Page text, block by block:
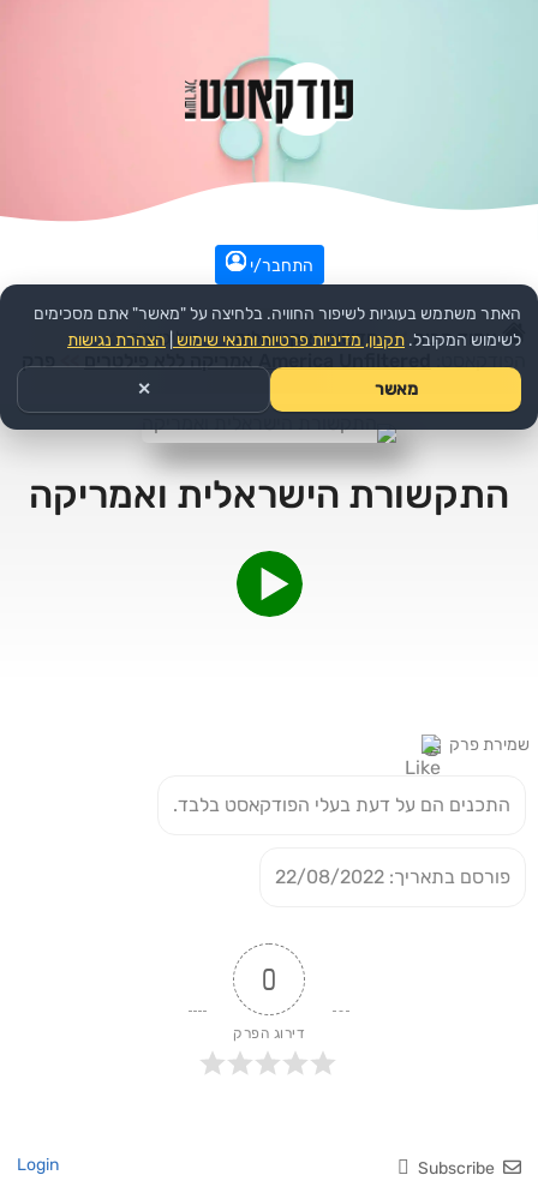
התחבר/י
עמוד הבית >> חדשות ואקטואליה >> פוליטיקה >>
America Unfiltered אמריקה ללא פילטרים >>פרק
התקשורת הישראלית ואמריקה
שמירת פרק
התכנים הם על דעת בעלי הפודקאסט בלבד.
פורסם בתאריך: 22/08/2022
0
דירוג הפרק
Subscribe
האתר משתמש בעוגיות לשיפור החוויה. בלחיצה על "מאשר" אתם מסכימים
לשימוש המקובל. תקנון, מדיניות פרטיות ותנאי שימוש הצהרת נגישות
מאשר ✕